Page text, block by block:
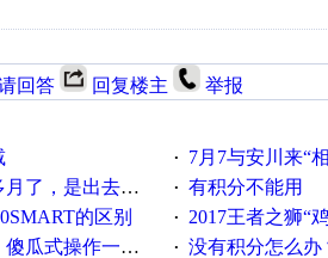
回答 回复楼主 举报
· 7月7与安川来“
遇车祸所致:大家工作都要特别注意啊 · 有积分不能用
的区别 · 2017王者之狮“鸡”情签到
式安装，一键即可实现自动备份或还原系统。 · 没有积分怎么办